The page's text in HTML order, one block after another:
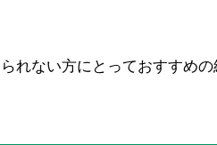
れない方にとっておすすめの